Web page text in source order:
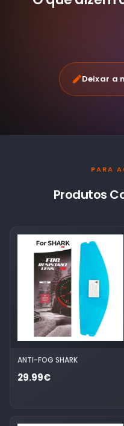
Deixar a
PARA
Produtos
ANTI-FOG SHARK
29.99€